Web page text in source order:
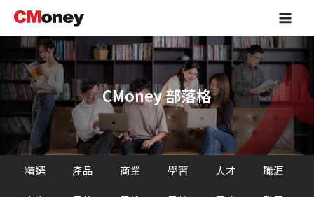
主
容
Main
CMoney 部落格
精選 產品 商業 學習 人才 職涯